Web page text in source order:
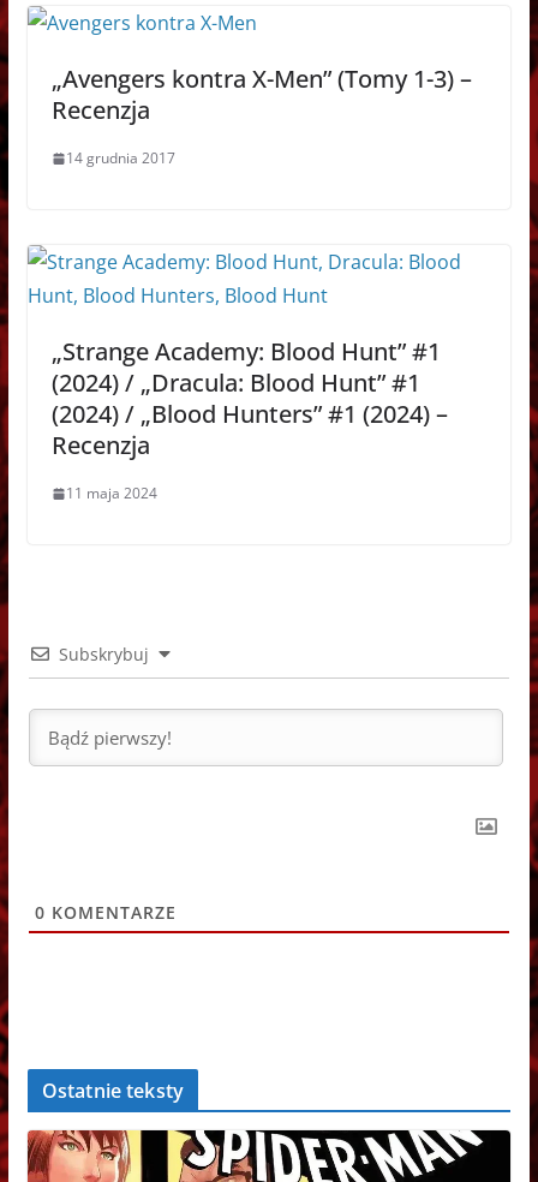
„Avengers kontra X-Men” (Tomy 1-3) –
Recenzja
14 grudnia 2017
„Strange Academy: Blood Hunt” #1
(2024) / „Dracula: Blood Hunt” #1
(2024) / „Blood Hunters” #1 (2024) –
Recenzja
11 maja 2024
Subskrybuj
0 KOMENTARZE
Ostatnie teksty